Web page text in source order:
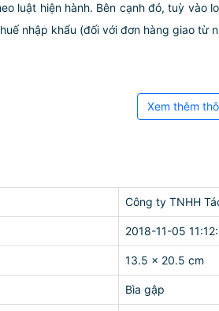
luật hiện hành. Bên cạnh đó, tuỳ
nhập khẩu (đối với đơn hàng giao từ
Xem thêm
Công ty TNHH
2018-11-05
13.5 x 20.5 cm
Bìa gập